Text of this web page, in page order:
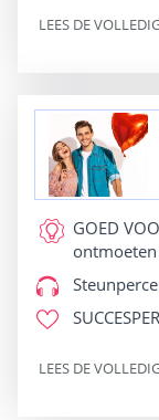
LEES DE
GOED
ontmoeten
LEES DE